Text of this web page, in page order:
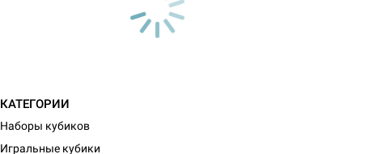
КАТЕГОРИИ
Наборы кубиков
Игральные кубики